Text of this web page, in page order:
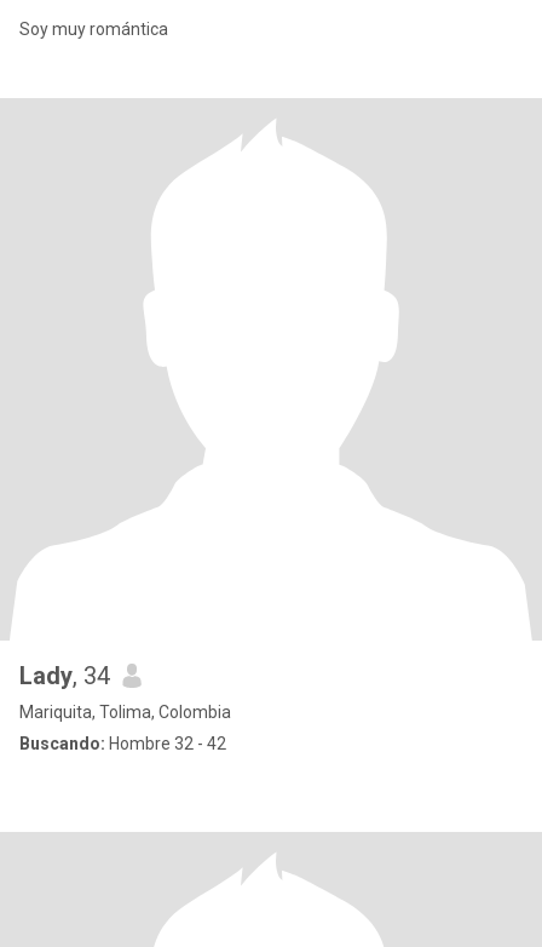
Soy muy romántica
Lady, 34
Mariquita, Tolima, Colombia
Buscando: Hombre 32 - 42